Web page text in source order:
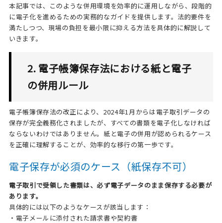
本記事では、このような併用環境を効率的に運用しながら、段階的
に電子化を進めるための実務的なガイドを提供します。法的要件を
満たしつつ、現場の負担を最小限に抑える方法を具体的に解説して
いきます。
2. 電子帳簿保存法における紙と電子
の併用ルール
電子帳簿保存法の改正により、2024年1月からは電子取引データの
保存が完全義務化されましたが、すべての書類を電子化しなければ
ならないわけではありません。紙と電子の併用が認められるケース
を正確に理解することが、効率的な移行の第一歩です。
電子保存が必須のケース（紙保存不可）
電子取引で受領した書類は、必ず電子データのまま保存する必要が
あります。
具体的には以下のようなケースが該当します：
・電子メールに添付された請求書や契約書